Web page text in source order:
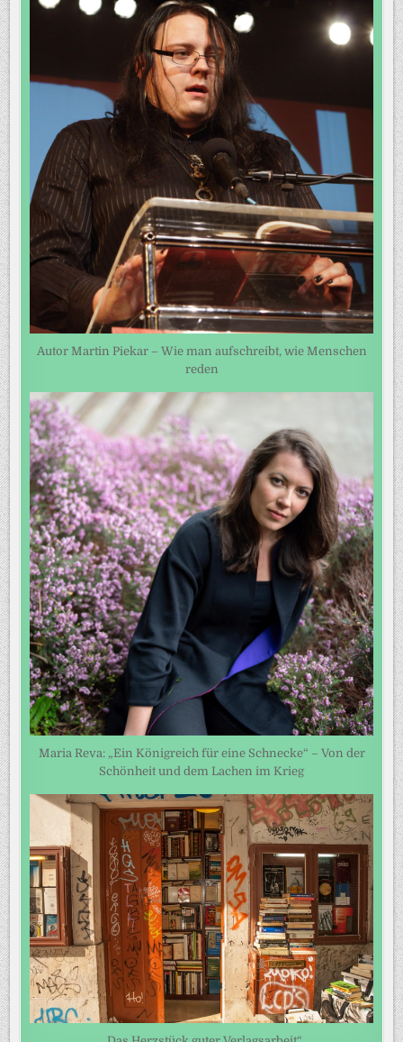
Autor Martin Piekar – Wie man aufschreibt, wie Menschen
reden
Maria Reva: „Ein Königreich für eine Schnecke“ – Von der
Schönheit und dem Lachen im Krieg